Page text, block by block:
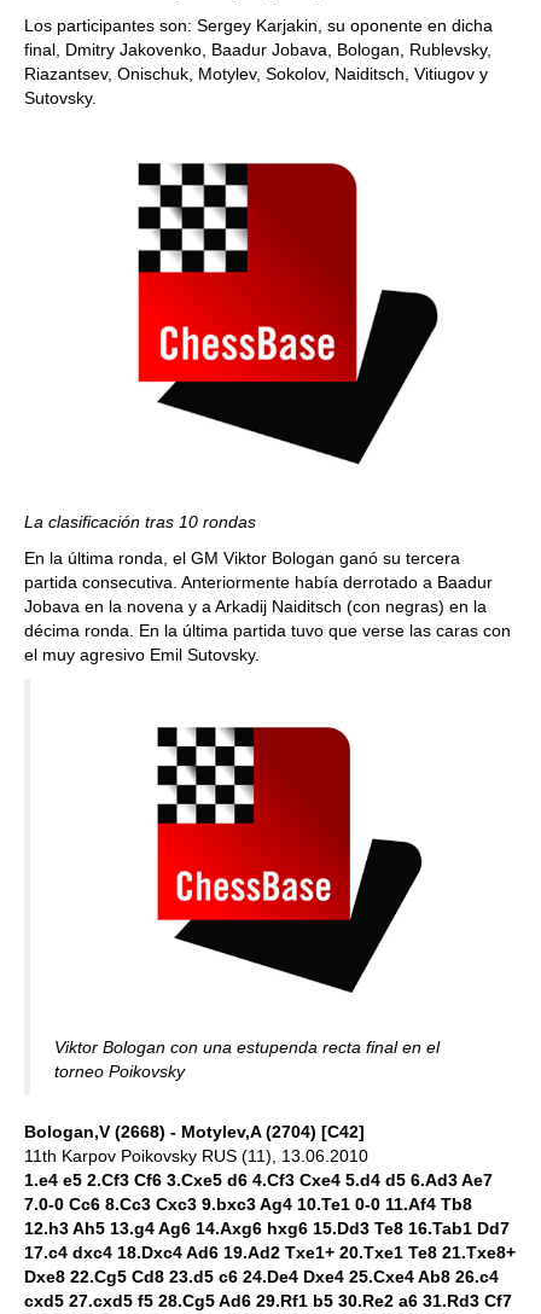
Los participantes son: Sergey Karjakin, su oponente en dicha
final, Dmitry Jakovenko, Baadur Jobava, Bologan, Rublevsky,
Riazantsev, Onischuk, Motylev, Sokolov, Naiditsch, Vitiugov y
Sutovsky.
La clasificación tras 10 rondas
En la última ronda, el GM Viktor Bologan ganó su tercera
partida consecutiva. Anteriormente había derrotado a Baadur
Jobava en la novena y a Arkadij Naiditsch (con negras) en la
décima ronda. En la última partida tuvo que verse las caras con
el muy agresivo Emil Sutovsky.
Viktor Bologan con una estupenda recta final en el
torneo Poikovsky
Bologan,V (2668) - Motylev,A (2704) [C42]
11th Karpov Poikovsky RUS (11), 13.06.2010
1.e4 e5 2.Cf3 Cf6 3.Cxe5 d6 4.Cf3 Cxe4 5.d4 d5 6.Ad3 Ae7
7.0-0 Cc6 8.Cc3 Cxc3 9.bxc3 Ag4 10.Te1 0-0 11.Af4 Tb8
12.h3 Ah5 13.g4 Ag6 14.Axg6 hxg6 15.Dd3 Te8 16.Tab1 Dd7
17.c4 dxc4 18.Dxc4 Ad6 19.Ad2 Txe1+ 20.Txe1 Te8 21.Txe8+
Dxe8 22.Cg5 Cd8 23.d5 c6 24.De4 Dxe4 25.Cxe4 Ab8 26.c4
cxd5 27.cxd5 f5 28.Cg5 Ad6 29.Rf1 b5 30.Re2 a6 31.Rd3 Cf7